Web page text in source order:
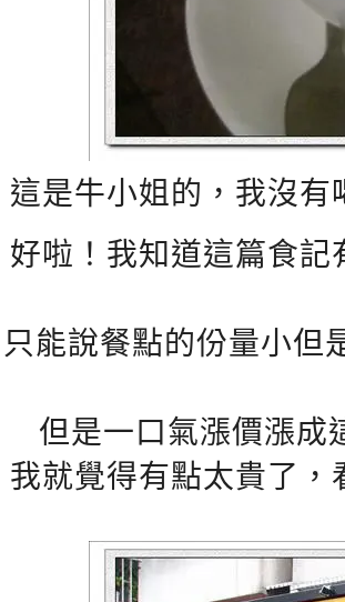
這是牛小姐的，我沒
好啦！我知道這篇食
只能說餐點的份量小但
但是一口氣漲價漲
我就覺得有點太貴了